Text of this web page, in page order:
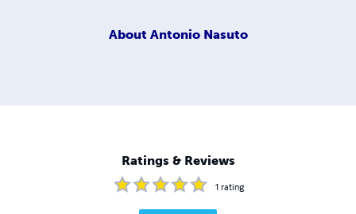
About Antonio Nasuto
Ratings & Reviews
1 rating